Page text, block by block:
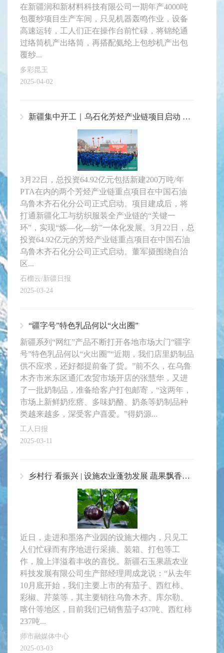
在新疆润和新材料科技有限公司一期年产4000吨
包覆纱项目生产车间，只见机器轰鸣作业，设备
高速运转，工人们正在操作台前忙碌，将锦纶通
过络筒机产出络筒，再搭配氨纶上包纱机产出包
覆纱...
多彩昆玉
2025-04-02
新疆集中开工｜乌石化芳烃产业链项目启动 打通化纺服全链关键
3月22日，总投资64.92亿元包括新建200万吨/年
PTA在内的两个芳烃产业链重点项目在中国石油
乌鲁木齐石化分公司正式启动。项目建成后，将
打通新疆化工与纺织服装全产业链的“关键一
环”，实现“炼—化—纺”一体化发展。3月22日，总
投资64.92亿元的芳烃产业链重点项目在中国石油
乌鲁木齐石化分公司正式启动。董军摄围绕自治
区...
石榴云/新疆日报
2025-03-24
“疆字号”特色乳品何以“火出圈”
新疆系列“网红”产品不断打开各地市场大门“疆字
号”特色乳品何以“火出圈”“近期，我们店里奶制品
供不应求，还好都提前备了货。”前不久，在乌鲁
木齐市米东区通汇农贸市场开店的张慧华，又进
了一批奶制品，准备给客户打包邮寄，“这两年，
市场上新鲜奶疙瘩、多味奶酪、奶条等奶制品种
类越来越多，深受客户喜爱。”得奶源...
工人日报
2025-03-11
乡村行 看振兴 | 设施农业蓬勃发展 蔬果飘香戈壁荒滩
近日，走进和墨洛产业园的设施大棚内，只见工
人们忙碌而有序地进行采摘、装箱、打包等工
作，脸上洋溢着丰收的喜悦。新疆石玉果蔬农业
科技发展有限公司生产部经理周成龙说：“从去年
10月底开始，我们主要上市的有茄子、西红柿、
彩椒、芹菜等，其主要销往乌鲁木齐、库尔勒、
喀什等地区，目前我们已销售茄子437吨、西红柿
237吨...
师市融媒体中心
2025-03-03